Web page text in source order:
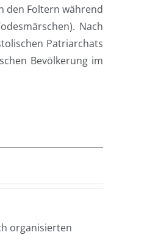
den Foltern während
Nach
Patriarchats
Bevölkerung im
organisierten